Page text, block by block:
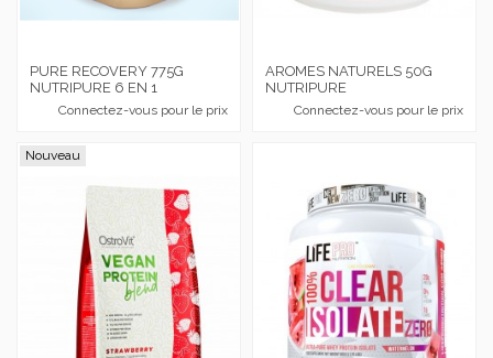
PURE RECOVERY 775G
NUTRIPURE 6 EN 1
Connectez-vous pour le prix
AROMES NATURELS 50G
NUTRIPURE
Connectez-vous pour le prix
Nouveau